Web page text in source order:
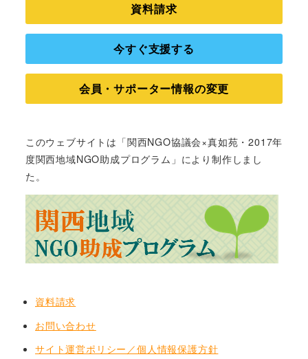
資料請求
今すぐ支援する
会員・サポーター情報の変更
このウェブサイトは「関西NGO協議会×真如苑・2017年
度関西地域NGO助成プログラム」により制作しまし
た。
資料請求
お問い合わせ
サイト運営ポリシー／個人情報保護方針